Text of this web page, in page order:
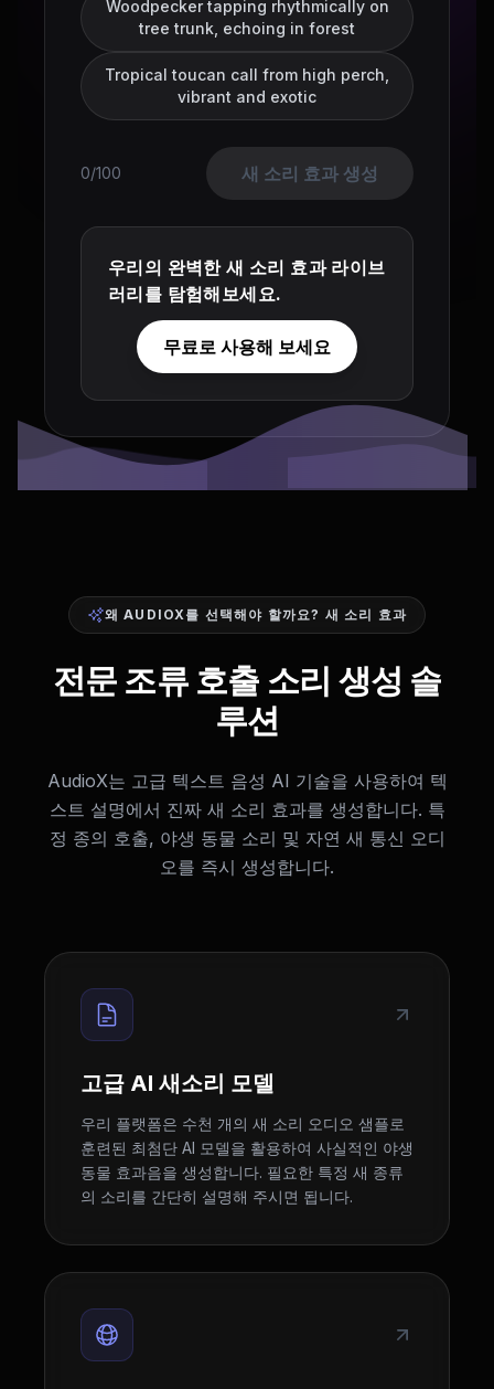
Woodpecker tapping rhythmically on
tree trunk, echoing in forest
Tropical toucan call from high perch,
vibrant and exotic
0/100 새 소리 효과 생성
우리의 완벽한 새 소리 효과 라이브
러리를 탐험해보세요.
무료로 사용해 보세요
왜 AUDIOX를 선택해야 할까요? 새 소리 효과
전문 조류 호출 소리 생성 솔
루션
AudioX는 고급 텍스트 음성 AI 기술을 사용하여 텍
스트 설명에서 진짜 새 소리 효과를 생성합니다. 특
정 종의 호출, 야생 동물 소리 및 자연 새 통신 오디
오를 즉시 생성합니다.
고급 AI 새소리 모델
우리 플랫폼은 수천 개의 새 소리 오디오 샘플로
훈련된 최첨단 AI 모델을 활용하여 사실적인 야생
동물 효과음을 생성합니다. 필요한 특정 새 종류
의 소리를 간단히 설명해 주시면 됩니다.